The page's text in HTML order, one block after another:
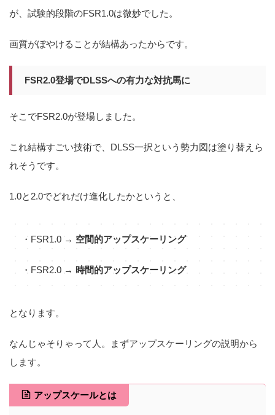
が、試験的段階のFSR1.0は微妙でした。
画質がぼやけることが結構あったからです。
FSR2.0登場でDLSSへの有力な対抗馬に
そこでFSR2.0が登場しました。
これ結構すごい技術で、DLSS一択という勢力図は塗り替えら
れそうです。
1.0と2.0でどれだけ進化したかというと、
・FSR1.0 → 空間的アップスケーリング
・FSR2.0 → 時間的アップスケーリング
となります。
なんじゃそりゃって人。まずアップスケーリングの説明から
します。
アップスケールとは